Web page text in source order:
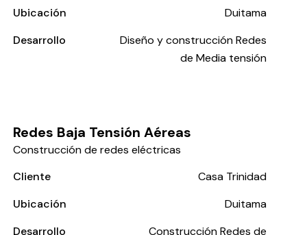
Ubicación
Duitama
Desarrollo
Diseño y construcción Redes
de Media tensión
Redes Baja Tensión Aéreas
Construcción de redes eléctricas
Cliente
Casa Trinidad
Ubicación
Duitama
Desarrollo
Construcción Redes de